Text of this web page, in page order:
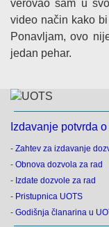
verovao sam u
video način kako
Ponavljam, ovo
jedan pehar.
Izdavanje potvrda
- Zahtev za izdavanje
- Obnova dozvola za rad
- Izdate dozvole za rad
- Pristupnica UOTS
- Godišnja članarina u